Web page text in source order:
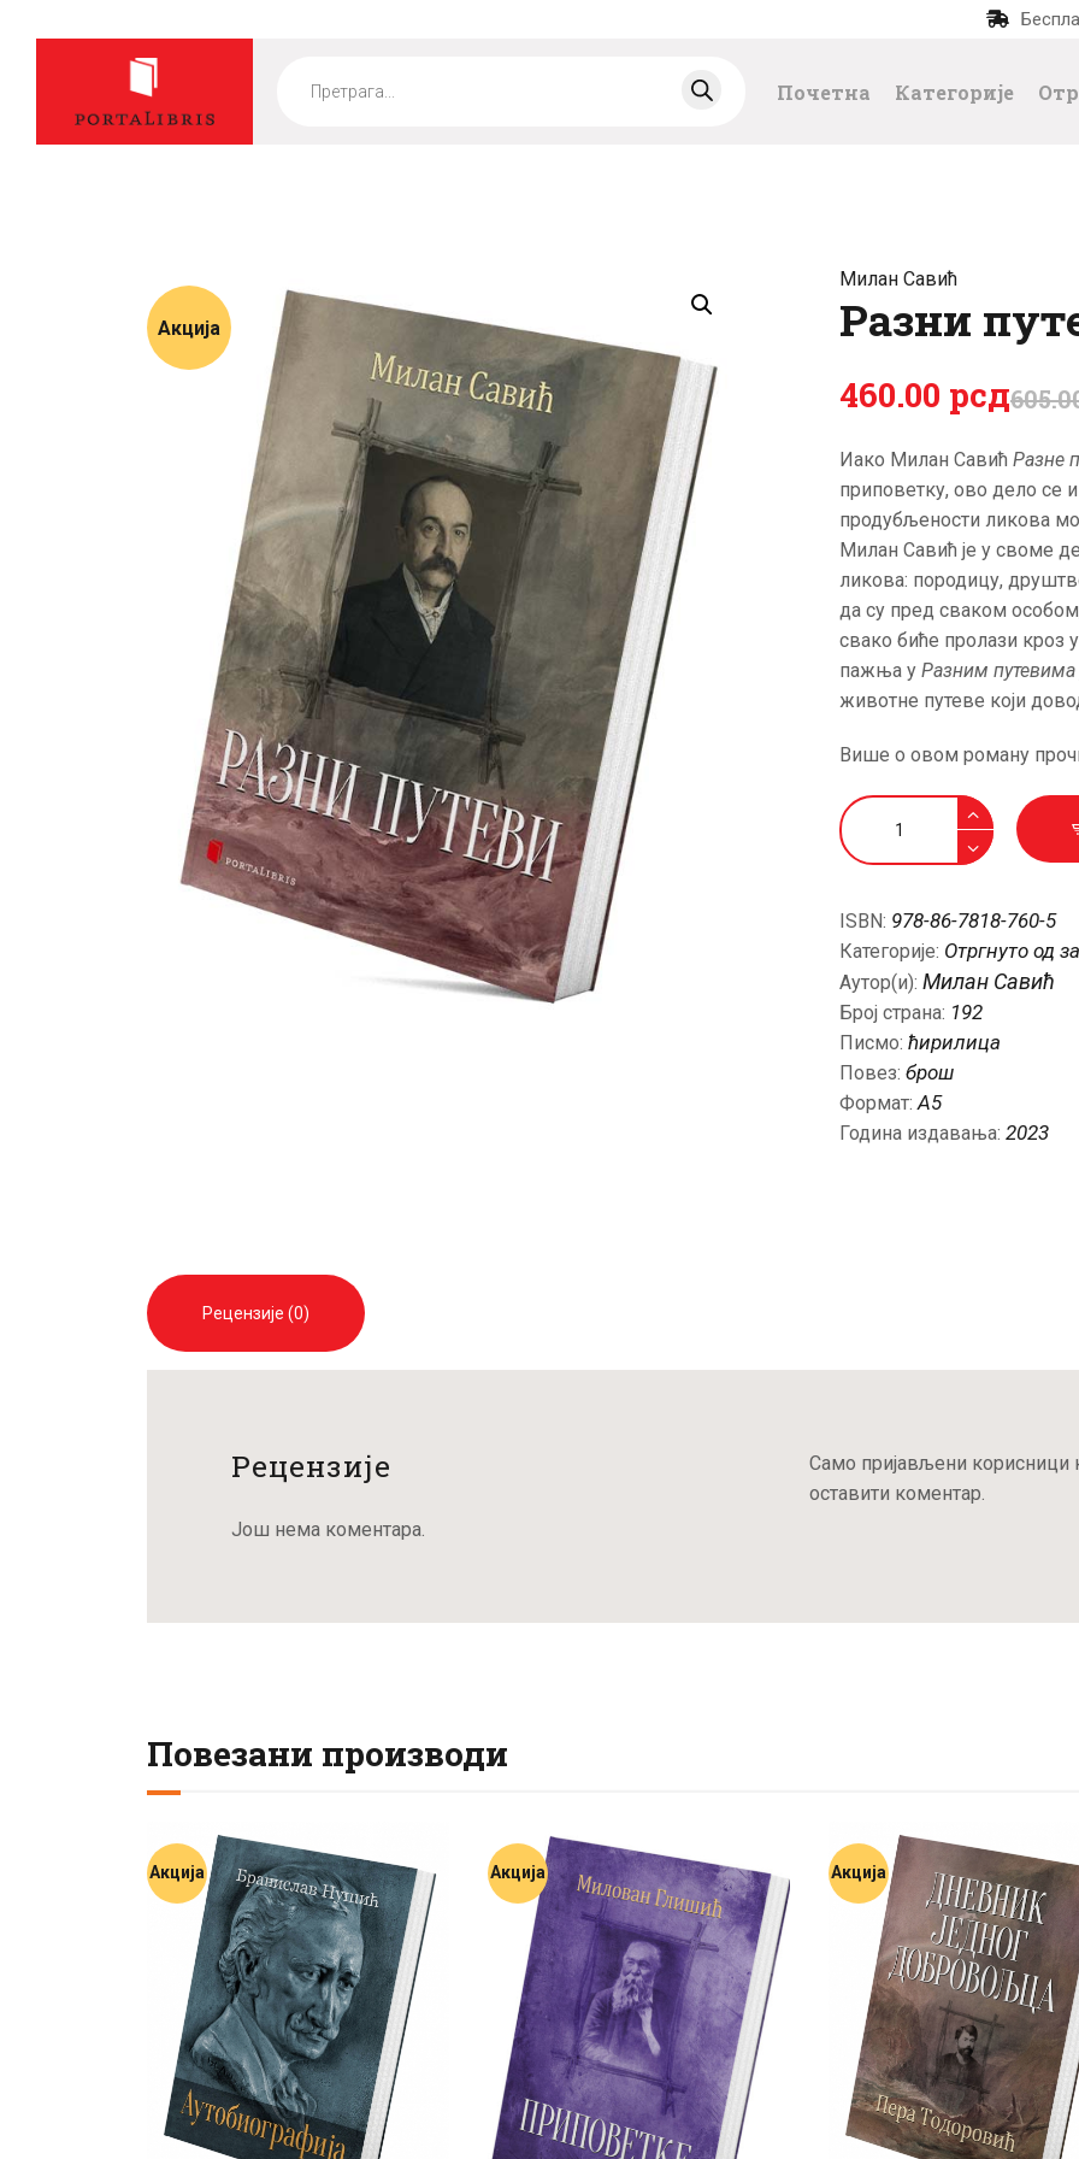
search
Почетна Категорије
КАТЕГОРИЈЕ
НОВЕ КЊИГЕ
ОТРГНУТО ОД
ЗАБОРАВА
АУТОРИ
АКТУЕЛНОСТИ
ЦЕНОВНИК
ПИСМО
Акција
Милан Савић
Разни
605.
460.00 рсд
Иако Милан Савић Разне
приповетку, ово дело се
продубљености ликова
Милан Савић је у своме
ликова: породицу,
да су пред сваком
свако биће пролази кроз
пажња у Разним путевима
животне путеве који
Више о овом роману
Разни
путеви
количина
ISBN: 978-86-7818-760-5
Категорије: Отргнуто од
Аутор(и): Милан Савић
Број страна: 192
Писмо: ћирилица
Повез: брош
Формат:А5
Година издавања: 2023
Рецензије (0)
Рецензије
Још нема коментара.
Само пријављени корисници
оставити коментар.
Повезани производи
Акција Акција Акција